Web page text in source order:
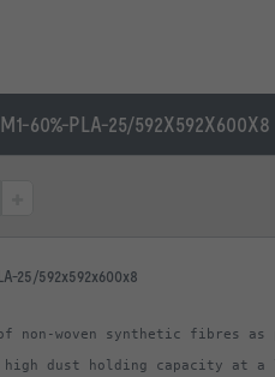
60%-PLA-25/592X592X600X8
25/592x592x600x8